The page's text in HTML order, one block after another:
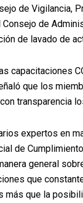
de Vigilancia,
de
de lavado de
capacitaciones
que los
transparencia
expertos en
de
general
que
más que la